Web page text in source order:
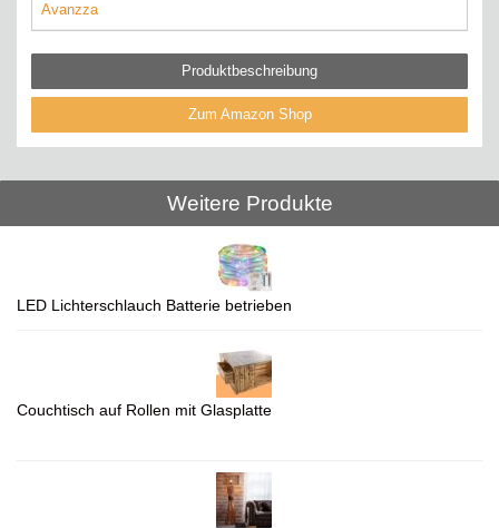
Avanzza
Produktbeschreibung
Zum Amazon Shop
Weitere Produkte
LED Lichterschlauch Batterie betrieben
Couchtisch auf Rollen mit Glasplatte